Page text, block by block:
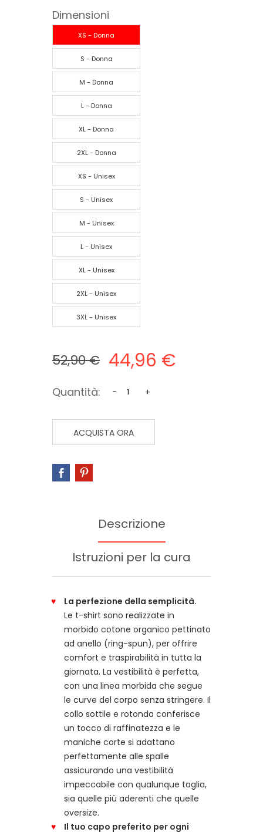
Dimensioni
XS - Donna
S - Donna
M - Donna
L - Donna
XL - Donna
2XL - Donna
XS - Unisex
S - Unisex
M - Unisex
L - Unisex
XL - Unisex
2XL - Unisex
3XL - Unisex
52,90 € 44,96 €
Quantità: - +
ACQUISTA ORA
Descrizione
Istruzioni per la cura
La perfezione della semplicità.
Le t-shirt sono realizzate in
morbido cotone organico pettinato
ad anello (ring-spun), per offrire
comfort e traspirabilità in tutta la
giornata. La vestibilità è perfetta,
con una linea morbida che segue
le curve del corpo senza stringere. Il
collo sottile e rotondo conferisce
un tocco di raffinatezza e le
maniche corte si adattano
perfettamente alle spalle
assicurando una vestibilità
impeccabile con qualunque taglia,
sia quelle più aderenti che quelle
oversize.
Il tuo capo preferito per ogni